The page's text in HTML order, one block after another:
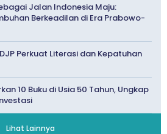
Jalan Indonesia Maju:
Berkeadilan di Era Prabowo-
Perkuat Literasi dan Kepatuhan
10 Buku di Usia 50 Tahun, Ungkap
Lihat Lainnya